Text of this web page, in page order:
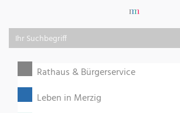
Rathaus & Bürgerservice
Leben in Merzig